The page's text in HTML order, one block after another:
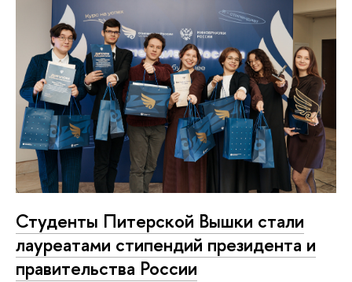
Студенты Питерской Вышки стали
лауреатами стипендий президента и
правительства России